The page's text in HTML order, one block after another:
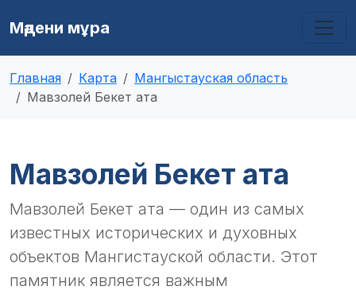
Мәдени мұра
Главная Карта
Мангыстауская область
Мавзолей Бекет ата
Мавзолей Бекет ата
Мавзолей Бекет ата — один из самых
известных исторических и духовных
объектов Мангистауской области. Этот
памятник является важным